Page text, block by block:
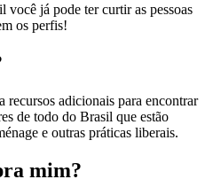
já pode ter curtir as pessoas
os perfis!
recursos adicionais para encontrar
de todo do Brasil que estão
e outras práticas liberais.
mim?